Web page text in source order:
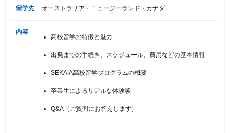
留学先 オーストラリア・ニュージーランド・カナダ
内容
高校留学の特徴と魅力
出発までの手続き、スケジュール、費用などの基本情報
SEKAIA高校留学プログラムの概要
卒業生によるリアルな体験談
Q&A（ご質問にお答えします）